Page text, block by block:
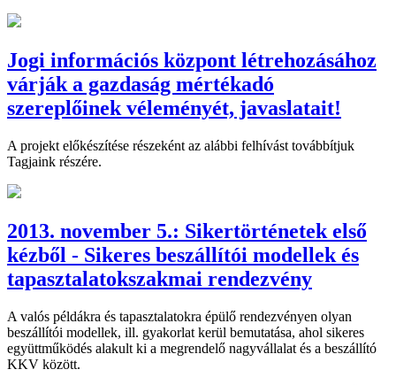
Jogi információs központ létrehozásához
várják a gazdaság mértékadó
szereplőinek véleményét, javaslatait!
A projekt előkészítése részeként az alábbi felhívást továbbítjuk
Tagjaink részére.
2013. november 5.: Sikertörténetek első
kézből - Sikeres beszállítói modellek és
tapasztalatokszakmai rendezvény
A valós példákra és tapasztalatokra épülő rendezvényen olyan
beszállítói modellek, ill. gyakorlat kerül bemutatása, ahol sikeres
együttműködés alakult ki a megrendelő nagyvállalat és a beszállító
KKV között.